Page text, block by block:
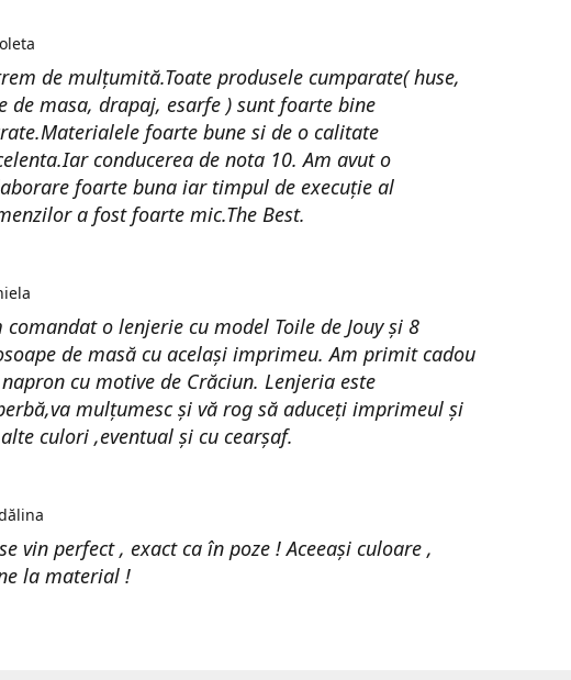
de mulțumită.Toate produsele cumparate( huse,
de masa, drapaj, esarfe ) sunt foarte bine
foarte bune si de o calitate
conducerea de nota 10. Am avut o
foarte buna iar timpul de execuție al
a fost foarte mic.The Best.
comandat o lenjerie cu model Toile de Jouy și 8
de masă cu același imprimeu. Am primit cadou
cu motive de Crăciun. Lenjeria este
mulțumesc și vă rog să aduceți imprimeul și
culori ,eventual și cu cearșaf.
vin perfect , exact ca în poze ! Aceeași culoare ,
la material !